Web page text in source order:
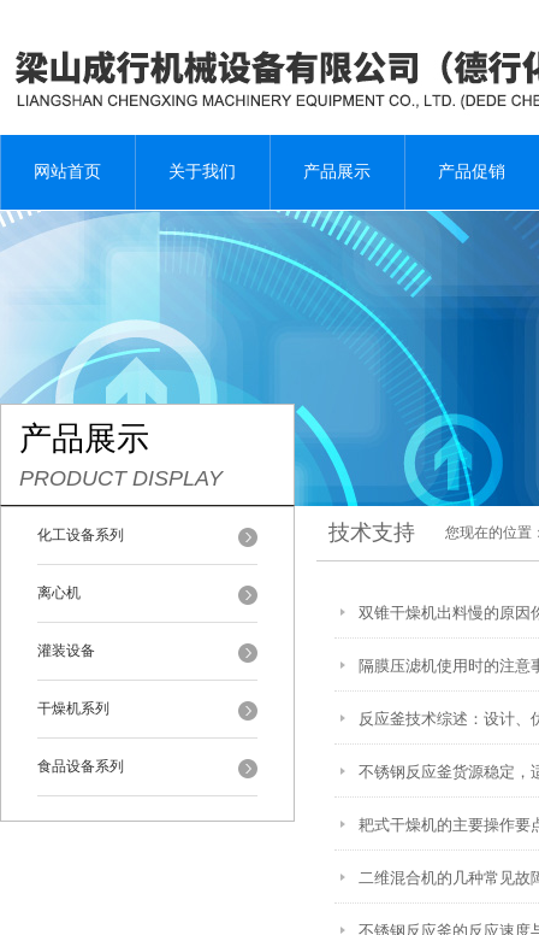
网站首页 关于我们 产品展示 产品促销
产品展示
PRODUCT DISPLAY
化工设备系列
离心机
灌装设备
干燥机系列
食品设备系列
技术支持 您现在的位置
双锥干燥机出料慢的原因
隔膜压滤机使用时的注意
反应釜技术综述：设计、
不锈钢反应釜货源稳定，
耙式干燥机的主要操作要
二维混合机的几种常见故
不锈钢反应釜的反应速度